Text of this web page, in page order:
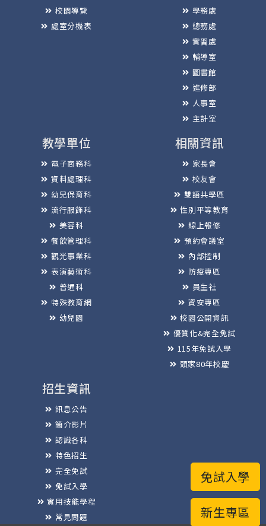
新生專區
免試入學
校園導覽
處室分機表
學務處
總務處
實習處
輔導室
圖書館
進修部
人事室
主計室
教學單位
電子商務科
資料處理科
幼兒保育科
流行服飾科
美容科
餐飲管理科
觀光事業科
表演藝術科
普通科
特殊教育網
幼兒園
相關資訊
家長會
校友會
雙語共學區
性別平等教育
線上報修
預約會議室
內部控制
防疫專區
員生社
資安專區
校園公開資訊
優質化&完全免試
115年免試入學
頭家80年校慶
招生資訊
訊息公告
簡介影片
認識各科
特色招生
完全免試
免試入學
實用技能學程
常見問題